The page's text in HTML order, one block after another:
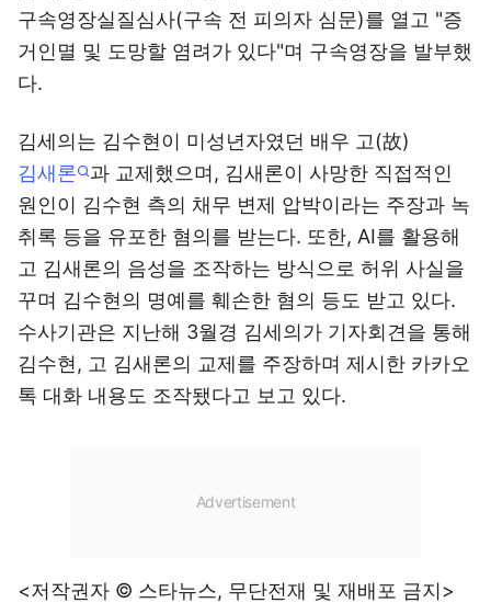
구속영장실질심사(구속 전 피의자 심문)를 열고 "증
거인멸 및 도망할 염려가 있다"며 구속영장을 발부했
다.
김세의는 김수현이 미성년자였던 배우 고(故)
김새론
과 교제했으며, 김새론이 사망한 직접적인
원인이 김수현 측의 채무 변제 압박이라는 주장과 녹
취록 등을 유포한 혐의를 받는다. 또한, AI를 활용해
고 김새론의 음성을 조작하는 방식으로 허위 사실을
꾸며 김수현의 명예를 훼손한 혐의 등도 받고 있다.
수사기관은 지난해 3월경 김세의가 기자회견을 통해
김수현, 고 김새론의 교제를 주장하며 제시한 카카오
톡 대화 내용도 조작됐다고 보고 있다.
<저작권자 © 스타뉴스, 무단전재 및 재배포 금지>